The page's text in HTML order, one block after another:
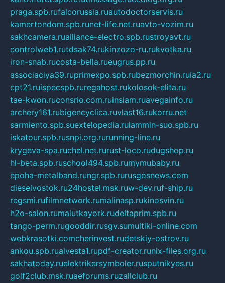
praga.spb.rufalcorussia.ruautodoctorservis.ru
kamertondom.spb.runet-life.net.ruavto-vozim.ru
sakhcamera.rualliance-electro.spb.rustroyavt.ru
controlweb1.rutdsak74.rukinzozo-ru.rukvotka.ru
iron-snab.rucosta-bella.rueugrus.pp.ru
associaciya39.ruprimexpo.spb.rubezmorchin.ruia2.ru
cpt21.ruispecspb.ruregahost.rukolosok-elita.ru
tae-kwon.ruconsrio.com.ruinsiam.ruavegainfo.ru
archery161.rubigencyclica.ruvlast16.rukorru.net
sarmiento.spb.suextelopedia.rulammin-suo.spb.ru
iskatour.spb.rusnpi.org.rurunning-line.ru
krygeva-spa.ruchel.net.rurust-loco.rudugshop.ru
hl-beta.spb.ruschool494.spb.rumymubaby.ru
epoha-metalband.rungr.spb.rurusgosnews.com
dieselvostok.ru24hostel.msk.ruw-dev.ruf-ship.ru
regsmi.rufilmnetwork.rumalinasp.rukinosvin.ru
h2o-salon.rumalutkayork.rudeltaprim.spb.ru
tango-perm.rugooddir.rusgv.sumultiki-online.com
webkrasotki.comcherinvest.rudetskiy-ostrov.ru
ankou.spb.rualvesta1.rupdf-creator.runix-files.org.ru
sakhatoday.ruelektrikersymboler.rusputnikyes.ru
golf2club.msk.ruaeforums.ruzallclub.ru